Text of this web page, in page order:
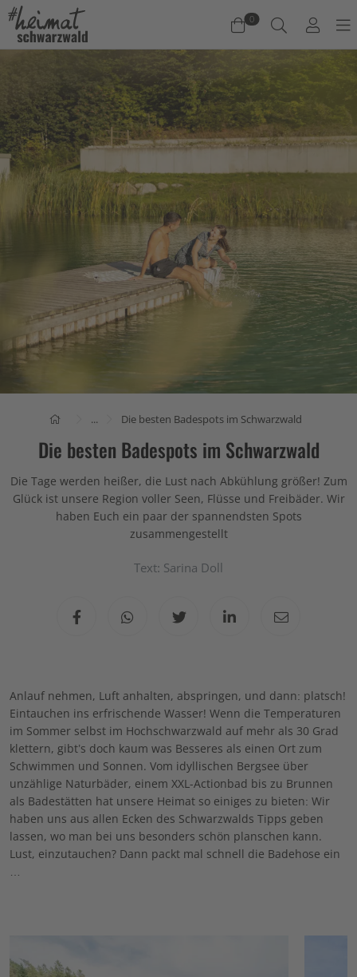
0
Warenkorb
Es befinden sich keine Produkte im Warenkorb.
Jetzt einkaufen
... Die besten Badespots im Schwarzwald
Die besten Badespots im Schwarzwald
Die Tage werden heißer, die Lust nach Abkühlung größer! Zum
Glück ist unsere Region voller Seen, Flüsse und Freibäder. Wir
haben Euch ein paar der spannendsten Spots
zusammengestellt
Text: Sarina Doll
Anlauf nehmen, Luft anhalten, abspringen, und dann: platsch!
Eintauchen ins erfrischende Wasser! Wenn die Temperaturen
im Sommer selbst im Hochschwarzwald auf mehr als 30 Grad
klettern, gibt’s doch kaum was Besseres als einen Ort zum
Schwimmen und Sonnen. Vom idyllischen Bergsee über
unzählige Naturbäder, einem XXL-Actionbad bis zu Brunnen
als Badestätten hat unsere Heimat so einiges zu bieten: Wir
haben uns aus allen Ecken des Schwarzwalds Tipps geben
lassen, wo man bei uns besonders schön planschen kann.
Lust, einzutauchen? Dann packt mal schnell die Badehose ein
…